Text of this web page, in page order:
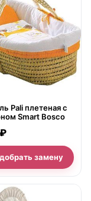
Pali плетеная с
Smart Bosco
замену